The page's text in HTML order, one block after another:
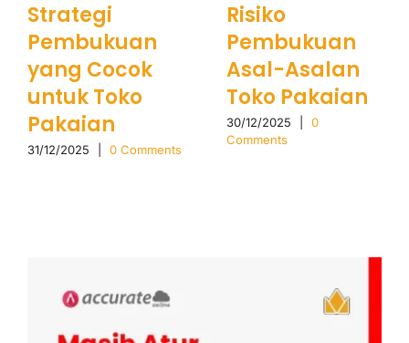
Strategi
Pembukuan
yang Cocok
untuk Toko
Pakaian
31/12/2025 0 Comments
Risiko
Pembukuan
Asal-Asalan
Toko Pakaian
30/12/2025
0
Comments